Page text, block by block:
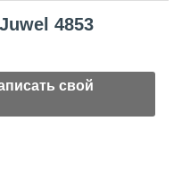
4853
свой